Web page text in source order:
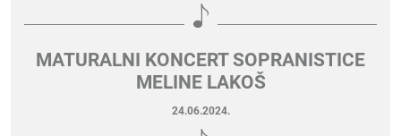
MATURALNI KONCERT SOPRANISTICE
MELINE LAKOŠ
24.06.2024.